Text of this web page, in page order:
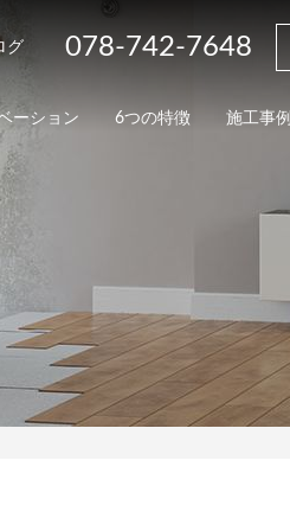
グ 078-742-7648
ーション 6つの特徴 施工事例